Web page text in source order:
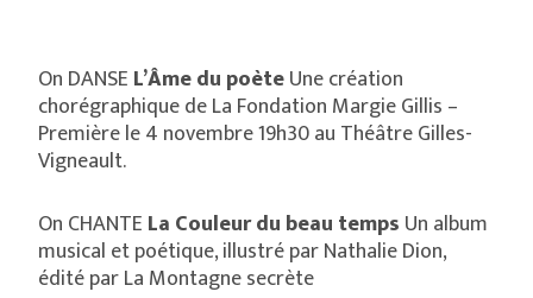
On DANSE L’Âme du poèteUne création
chorégraphique de La Fondation Margie Gillis –
Première le 4 novembre 19h30 au Théâtre Gilles-
Vigneault.
On CHANTE La Couleur du beau temps Un album
musical et poétique, illustré par Nathalie Dion,
édité par La Montagne secrète